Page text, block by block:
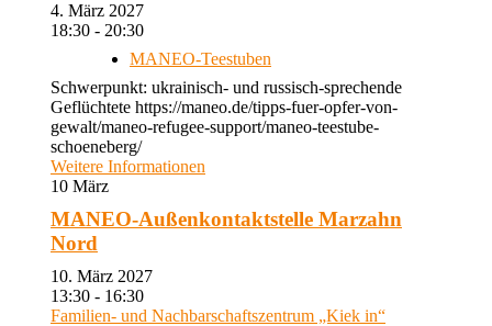
4. März 2027
18:30 - 20:30
MANEO-Teestuben
Schwerpunkt: ukrainisch- und russisch-sprechende
Geflüchtete https://maneo.de/tipps-fuer-opfer-von-
gewalt/maneo-refugee-support/maneo-teestube-
schoeneberg/
Weitere Informationen
10 März
MANEO-Außenkontaktstelle Marzahn
Nord
10. März 2027
13:30 - 16:30
Familien- und Nachbarschaftszentrum „Kiek in“